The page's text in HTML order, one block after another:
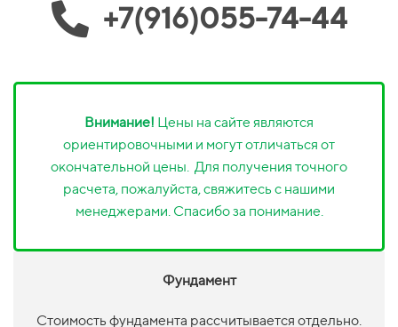
+7(916)055-74-44
Внимание! Цены на сайте являются
ориентировочными и могут отличаться от
окончательной цены. Для получения точного
расчета, пожалуйста, свяжитесь с нашими
менеджерами. Спасибо за понимание.
Фундамент
Стоимость фундамента рассчитывается отдельно.